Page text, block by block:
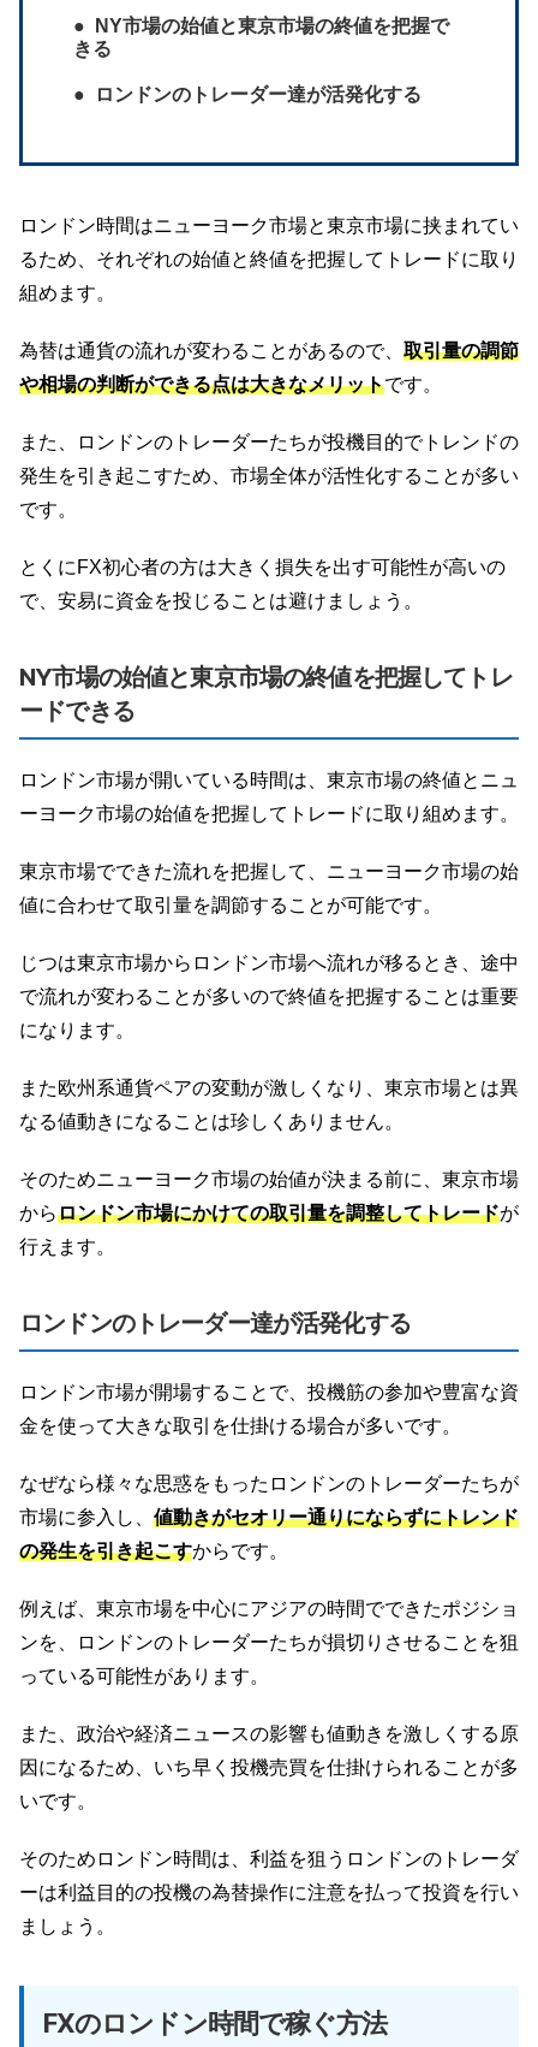
NY市場の始値と東京市場の終値を把握で
きる
ロンドンのトレーダー達が活発化する
ロンドン時間はニューヨーク市場と東京市場に挟まれてい
るため、それぞれの始値と終値を把握してトレードに取り
組めます。
為替は通貨の流れが変わることがあるので、 取引量の調節
や相場の判断ができる点は大きなメリットです。
また、ロンドンのトレーダーたちが投機目的でトレンドの
発生を引き起こすため、市場全体が活性化することが多い
です。
とくにFX初心者の方は大きく損失を出す可能性が高いの
で、安易に資金を投じることは避けましょう。
NY市場の始値と東京市場の終値を把握してトレ
ードできる
ロンドン市場が開いている時間は、東京市場の終値とニュ
ーヨーク市場の始値を把握してトレードに取り組めます。
東京市場でできた流れを把握して、ニューヨーク市場の始
値に合わせて取引量を調節することが可能です。
じつは東京市場からロンドン市場へ流れが移るとき、途中
で流れが変わることが多いので終値を把握することは重要
になります。
また欧州系通貨ペアの変動が激しくなり、東京市場とは異
なる値動きになることは珍しくありません。
そのためニューヨーク市場の始値が決まる前に、東京市場
からロンドン市場にかけての取引量を調整してトレードが
行えます。
ロンドンのトレーダー達が活発化する
ロンドン市場が開場することで、投機筋の参加や豊富な資
金を使って大きな取引を仕掛ける場合が多いです。
なぜなら様々な思惑をもったロンドンのトレーダーたちが
市場に参入し、 値動きがセオリー通りにならずにトレンド
の発生を引き起こすからです。
例えば、東京市場を中心にアジアの時間でできたポジショ
ンを、ロンドンのトレーダーたちが損切りさせることを狙
っている可能性があります。
また、政治や経済ニュースの影響も値動きを激しくする原
因になるため、いち早く投機売買を仕掛けられることが多
いです。
そのためロンドン時間は、利益を狙うロンドンのトレーダ
ーは利益目的の投機の為替操作に注意を払って投資を行い
ましょう。
FXのロンドン時間で稼ぐ方法